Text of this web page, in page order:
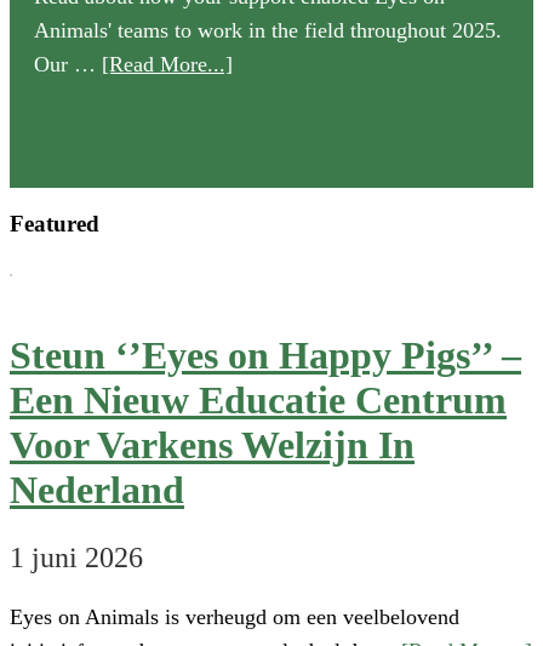
Animals' teams to work in the field throughout 2025.
Our … [Read More...]
Featured
Steun ‘’Eyes on Happy Pigs’’ –
Een Nieuw Educatie Centrum
Voor Varkens Welzijn In
Nederland
1 juni 2026
Eyes on Animals is verheugd om een veelbelovend